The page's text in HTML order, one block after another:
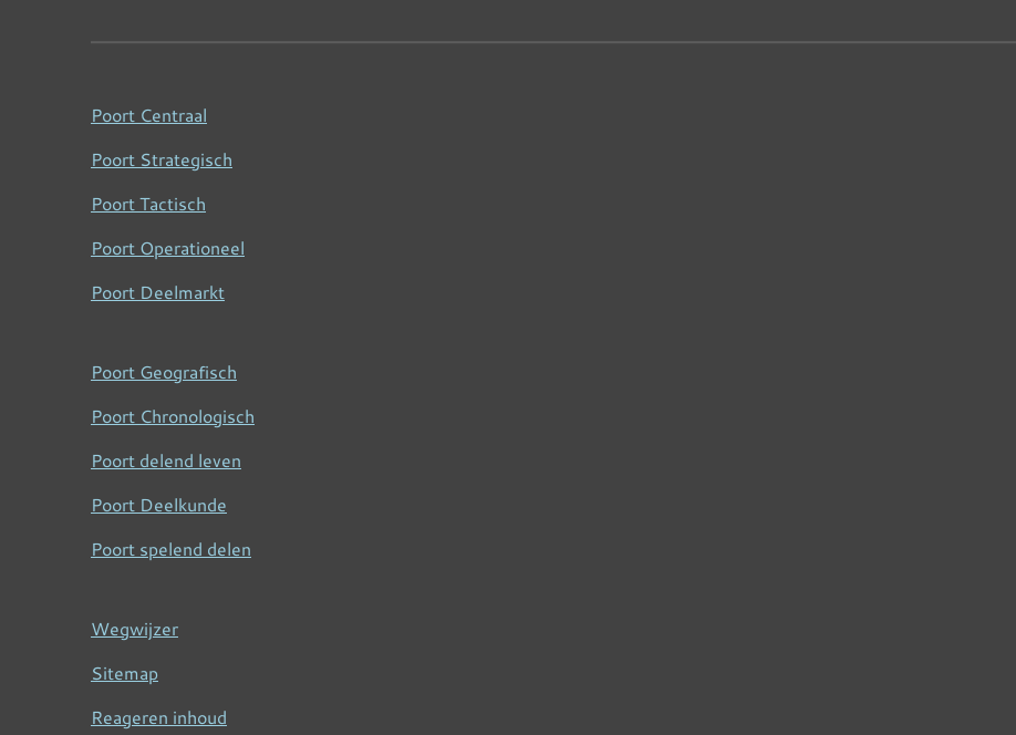
Poort Centraal
Poort Strategisch
Poort Tactisch
Poort Operationeel
Poort Deelmarkt
Poort Geografisch
Poort Chronologisch
Poort delend leven
Poort Deelkunde
Poort spelend delen
Wegwijzer
Sitemap
Reageren inhoud